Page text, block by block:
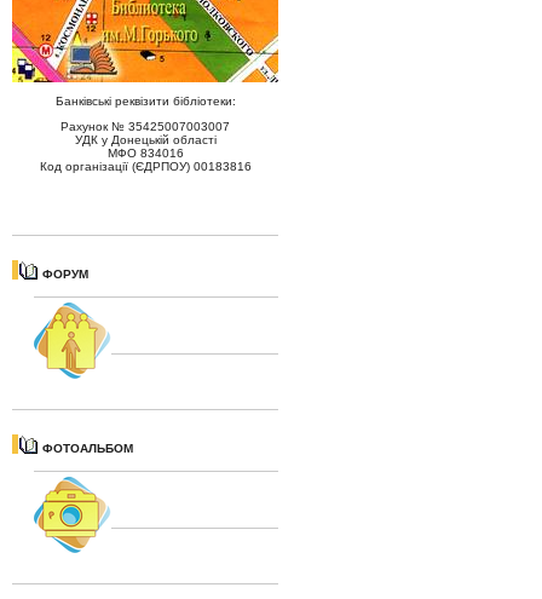
Банківські реквізити бібліотеки:
Рахунок № 35425007003007
УДК у Донецькій області
МФО 834016
Код організації (ЄДРПОУ) 00183816
ФОРУМ
ФОТОАЛЬБОМ